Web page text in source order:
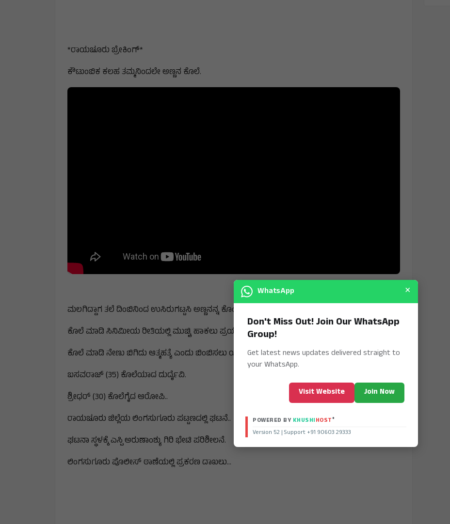
*ರಾಯಚೂರು ಬ್ರೇಕಿಂಗ್*
ಕೌಟುಂಬಿಕ ಕಲಹ ತಮ್ಮನಿಂದಲೇ ಅಣ್ಣನ ಕೊಲೆ.
ಮಲಗಿದ್ದಾಗ ತಲೆ ದಿಂಬಿನಿಂದ ಉಸಿರುಗಟ್ಟಸಿ ಅಣ್ಣನನ್ನ ಕೊಂದ ತಮ್ಮ..
ಕೊಲೆ ಮಾಡಿ ಸಿನಿಮೀಯ ರೀತಿಯಲ್ಲಿ ಮುಚ್ಚಿ ಹಾಕಲು ಪ್ರಯತ್ನ..
ಕೊಲೆ ಮಾಡಿ ನೇಣು ಬಿಗಿದು ಆತ್ಮಹತ್ಯೆ ಎಂದು ಬಿಂಬಿಸಲು ಯತ್ನ.
ಬಸವರಾಜ್ (35) ಕೊಲೆಯಾದ ದುರ್ದೈವಿ.
ಶ್ರೀಧರ್ (30) ಕೊಲೆಗೈದ ಆರೋಪಿ..
ರಾಯಚೂರು ಜಿಲ್ಲೆಯ ಲಿಂಗಸುಗೂರು ಪಟ್ಟಣದಲ್ಲಿ ಘಟನೆ..
ಘಟನಾ ಸ್ಥಳಕ್ಕೆ ಎಸ್ಪಿ ಅರುಣಾಂಶ್ಯು ಗಿರಿ ಭೇಟಿ ಪರಿಶೀಲನೆ.
ಲಿಂಗಸುಗೂರು ಪೊಲೀಸ್ ಠಾಣೆಯಲ್ಲಿ ಪ್ರಕರಣ ದಾಖಲು...
WhatsApp ×
Don't Miss Out! Join Our WhatsApp
Group!
Get latest news updates delivered straight to
your WhatsApp.
Visit Website Join Now
POWERED BY KHUSHIHOST®
Version 52 | Support +91 90603 29333